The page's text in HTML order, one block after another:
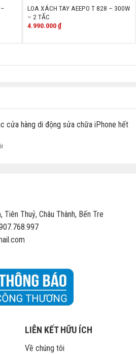
LOA XÁCH TAY AEEPO T 828 – 300W
– 2 TẤC
4.990.000₫
cửa hàng di động sửa chữa iPhone hết
ở
động
sửa
iPhone
hành
Thuỷ, Châu Thành, Bến Tre
LIÊN KẾT HỮU ÍCH
Về chúng tôi